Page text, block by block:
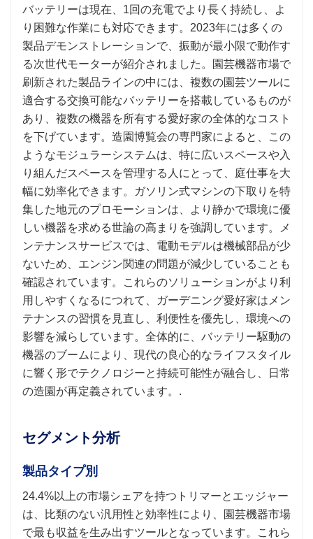
バッテリーは現在、1回の充電でより長く持続し、よ
り困難な作業にも対応できます。2023年には多くの
製品デモンストレーションで、振動が最小限で動作す
る次世代モーターが紹介されました。園芸機器市場で
刷新された製品ラインの中には、複数の園芸ツールに
適合する交換可能なバッテリーを搭載しているものが
あり、複数の機器を所有する愛好家の全体的なコスト
を下げています。造園博覧会の専門家によると、この
ようなモジュラーシステムは、特に広いスペースや入
り組んだスペースを管理する人にとって、庭仕事を大
幅に効率化できます。ガソリン式マシンの下取りを特
集した地元のプロモーションは、より静かで環境に優
しい機器を求める世論の高まりを強調しています。メ
ンテナンスサービスでは、電動モデルは機械部品が少
ないため、エンジン関連の問題が減少していることも
確認されています。これらのソリューションがより利
用しやすくなるにつれて、ガーデニング愛好家はメン
テナンスの習慣を見直し、利便性を優先し、環境への
影響を減らしています。全体的に、バッテリー駆動の
機器のブームにより、現代の良心的なライフスタイル
に響く形でテクノロジーと持続可能性が融合し、日常
の造園が再定義されています。.
セグメント分析
製品タイプ別
24.4%以上の市場シェアを持つトリマーとエッジャー
は、比類のない汎用性と効率性により、園芸機器市場
で最も収益を生み出すツールとなっています。これら